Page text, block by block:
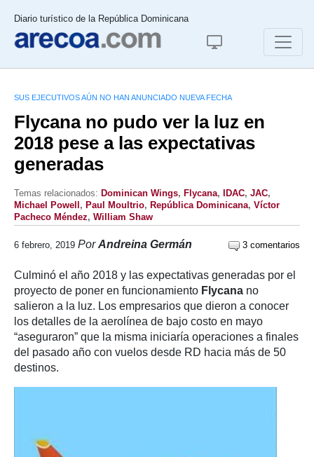
Diario turístico de la República Dominicana
SUS EJECUTIVOS AÚN NO HAN ANUNCIADO NUEVA FECHA
Flycana no pudo ver la luz en
2018 pese a las expectativas
generadas
Temas relacionados: Dominican Wings, Flycana, IDAC, JAC,
Michael Powell , Paul Moultrio, República Dominicana, Víctor
Pacheco Méndez, William Shaw
6 febrero, 2019 PorAndreina Germán 3 comentarios
Culminó el año 2018 y las expectativas generadas por el
proyecto de poner en funcionamiento Flycana no
salieron a la luz. Los empresarios que dieron a conocer
los detalles de la aerolínea de bajo costo en mayo
“aseguraron” que la misma iniciaría operaciones a finales
del pasado año con vuelos desde RD hacia más de 50
destinos.